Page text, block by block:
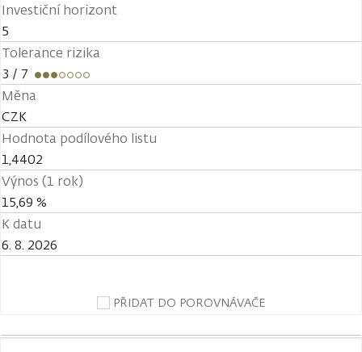
Investiční horizont
5
Tolerance rizika
3 / 7
Měna
CZK
Hodnota podílového listu
1,4402
Výnos (1 rok)
15,69 %
K datu
6. 8. 2026
PŘIDAT DO POROVNÁVAČE